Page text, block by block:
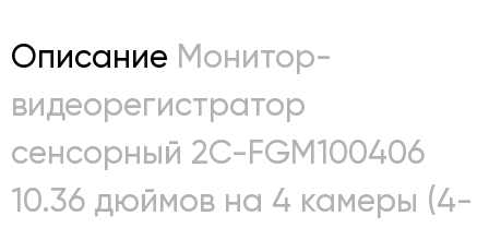
Описание Монитор-
видеорегистратор
сенсорный 2C-FGM100406
10.36 дюймов на 4 камеры (4-